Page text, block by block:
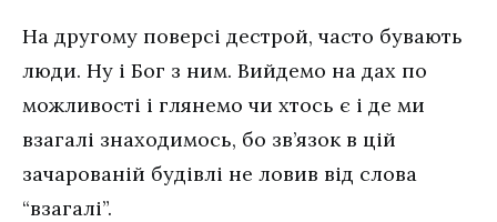
На другому поверсі дестрой, часто бувають
люди. Ну і Бог з ним. Вийдемо на дах по
можливості і глянемо чи хтось є і де ми
взагалі знаходимось, бо зв’язок в цій
зачарованій будівлі не ловив від слова
“взагалі”.